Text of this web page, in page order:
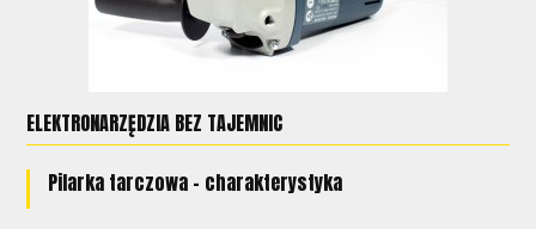
ELEKTRONARZĘDZIA BEZ TAJEMNIC
Pilarka tarczowa - charakterystyka